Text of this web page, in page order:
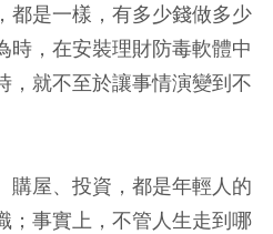
都是一樣，有多少錢做多少
時，在安裝理財防毒軟體中
，就不至於讓事情演變到不
購屋、投資，都是年輕人的
；事實上，不管人生走到哪